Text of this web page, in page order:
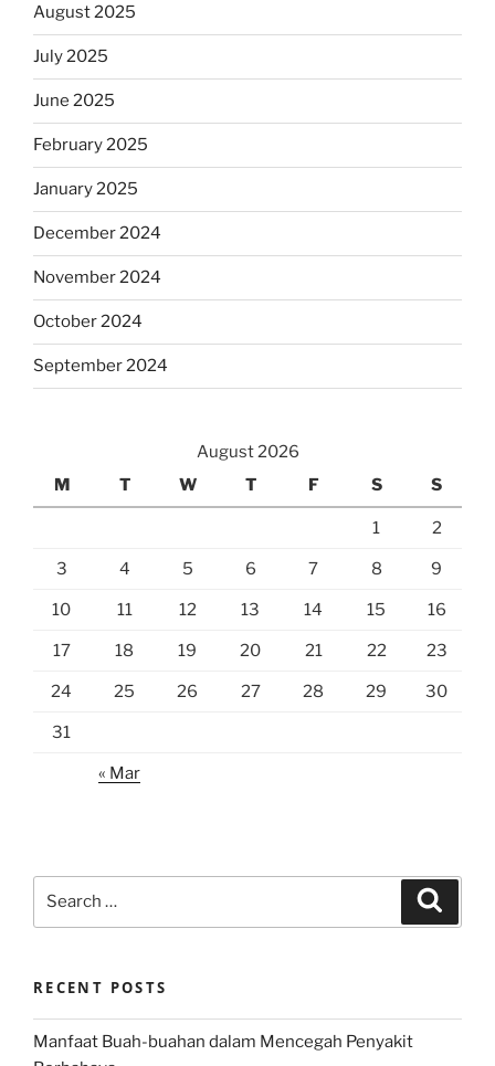
August 2025
July 2025
June 2025
February 2025
January 2025
December 2024
November 2024
October 2024
September 2024
August 2026
M
T W T F S S
1 2
3 4 5 6 7 8 9
10 11 12 13 14 15 16
17 18 19 20 21 22 23
24 25 26 27 28 29 30
31
« Mar
RECENT POSTS
Manfaat Buah-buahan dalam Mencegah Penyakit